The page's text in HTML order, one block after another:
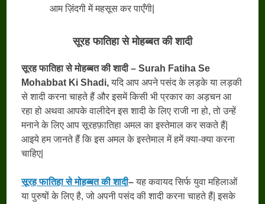
आम ज़िंदगी में महसूस कर पाएँगी|
सूरह फातिहा से मोहब्बत की शादी
सूरह फातिहा से मोहब्बत की शादी – Surah Fatiha Se
Mohabbat Ki Shadi,यदि आप अपने पसंद के लड़के या लड़की
से शादी करना चाहते हैं और इसमें किसी भी प्रकार का अड़चन आ
रहा हो अथवा आपके वालीदेन इस शादी के लिए राजी ना हो, तो उन्हें
मनाने के लिए आप सूरहफ़ातिहा अमल का इस्तेमाल कर सकते हैं|
आइये हम जानते हैं कि इस अमल के इस्तेमाल में हमें क्या-क्या करना
चाहिए|
सूरह फातिहा से मोहब्बत की शादी–यह कवायद सिर्फ युवा महिलाओं
या पुरुषों के लिए है, जो अपनी पसंद की शादी करना चाहते हैं| इसके